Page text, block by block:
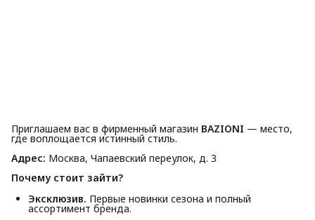
Приглашаем вас в фирменный магазин BAZIONI — место,
где воплощается истинный стиль.
Адрес: Москва, Чапаевский переулок, д. 3
Почему стоит зайти?
Эксклюзив. Первые новинки сезона и полный
ассортимент бренда.